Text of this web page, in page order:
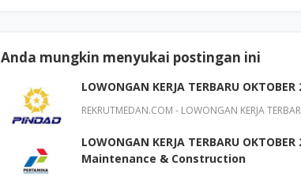
Anda mungkin menyukai postingan ini
LOWONGAN KERJA TERBARU
REKRUTMEDAN.COM - LOWONGAN KERJA
LOWONGAN KERJA TERBARU
Maintenance & Construction